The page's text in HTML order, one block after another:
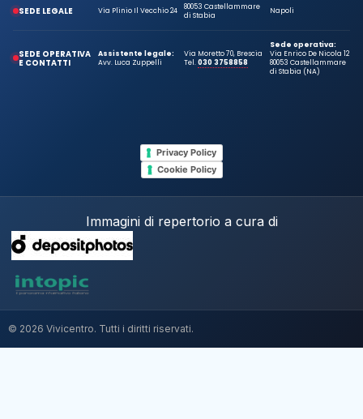
SEDE LEGALE Via Plinio Il Vecchio 24
80053 Castellammare
di Stabia
Napoli
SEDE OPERATIVA
E CONTATTI
Assistente legale:
Avv. Luca Zuppelli
Via Moretto 70, Brescia
Tel.030 3758858
Sede operativa:
Via Enrico De Nicola 12
80053 Castellammare
di Stabia (NA)
Privacy Policy
Cookie Policy
Immagini di repertorio a cura di
© 2026 Vivicentro. Tutti i diritti riservati.